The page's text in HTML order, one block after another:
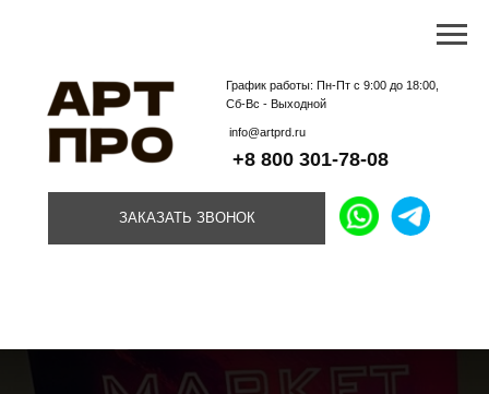
ЗАКАЗАТЬ ЗВОНОК
+8 800 301-78-08
График работы: Пн-Пт с 9:00 до 18:00,
Сб-Вс - Выходной
info@artprd.ru